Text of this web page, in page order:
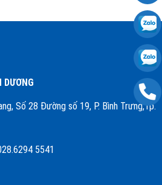
Số 28 Đường số 19, P. Bình Trưng,Tp.
5541